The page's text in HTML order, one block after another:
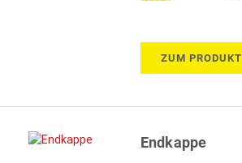
ZUM PRODUKT
Endkappe